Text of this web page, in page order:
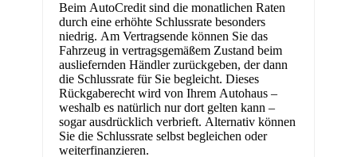
Beim AutoCredit sind die monatlichen Raten
durch eine erhöhte Schlussrate besonders
niedrig. Am Vertragsende können Sie das
Fahrzeug in vertragsgemäßem Zustand beim
ausliefernden Händler zurückgeben, der dann
die Schlussrate für Sie begleicht. Dieses
Rückgaberecht wird von Ihrem Autohaus –
weshalb es natürlich nur dort gelten kann –
sogar ausdrücklich verbrieft. Alternativ können
Sie die Schlussrate selbst begleichen oder
weiterfinanzieren.